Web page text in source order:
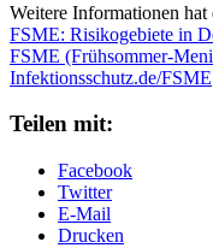
Weitere Informationen
FSME: Risikogebiete in
FSME (Frühsommer-
Infektionsschutz.de/FSME
Teilen mit:
Facebook
Twitter
E-Mail
Drucken